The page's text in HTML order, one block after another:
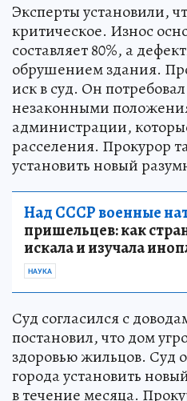
Эксперты установили,
критическое. Износ
составляет 80%, а
обрушением здания.
иск в суд. Он
незаконными
администрации,
расселения. Прокурор
установить новый
Над СССР военные
пришельцев: как
искала и изучала
НАУКА
Суд согласился с
постановил, что дом
здоровью жильцов. Суд
города установить
в течение месяца.